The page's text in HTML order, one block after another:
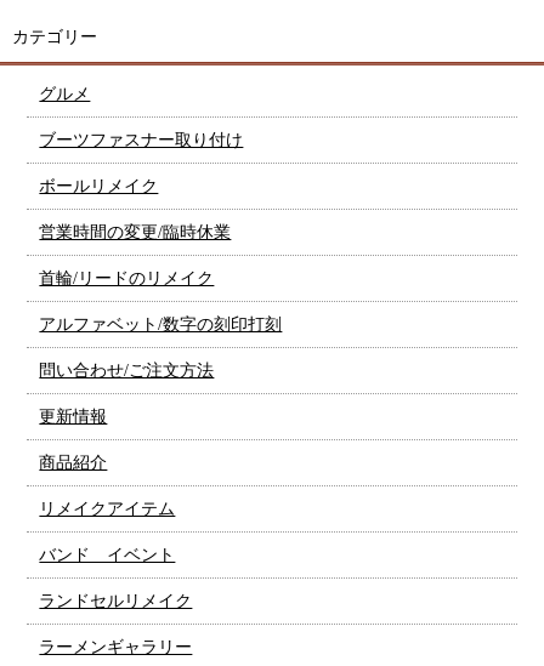
カテゴリー
グルメ
ブーツファスナー取り付け
ボールリメイク
営業時間の変更/臨時休業
首輪/リードのリメイク
アルファベット/数字の刻印打刻
問い合わせ/ご注文方法
更新情報
商品紹介
リメイクアイテム
バンド イベント
ランドセルリメイク
ラーメンギャラリー